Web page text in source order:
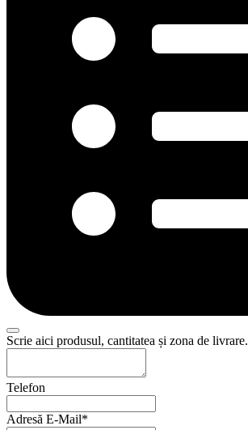
Scrie aici produsul, cantitatea și zona de livrare.
Telefon
Adresă E-Mail*